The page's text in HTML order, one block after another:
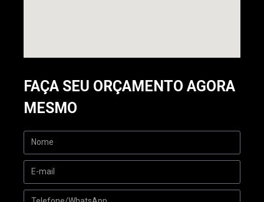
FAÇA SEU ORÇAMENTO AGORA
MESMO